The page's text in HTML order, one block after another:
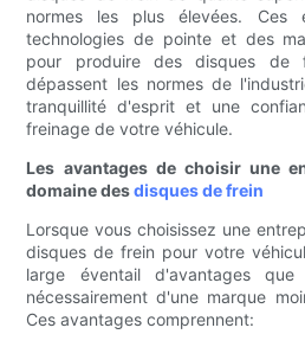
normes les plus élevées. Ces
technologies de pointe et des
pour produire des disques de
dépassent les normes de
tranquillité d'esprit et une
freinage de votre véhicule.
Les avantages de choisir une
domaine desdisques de frein
Lorsque vous choisissez une
disques de frein pour votre
large éventail d'avantages
nécessairement d'une marque
Ces avantages comprennent: